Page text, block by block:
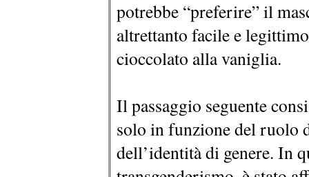
potrebbe “preferire” il
altrettanto facile e
cioccolato alla vaniglia.
Il passaggio seguente
solo in funzione del ruolo
dell’identità di genere. In